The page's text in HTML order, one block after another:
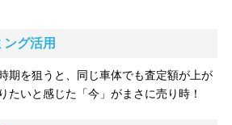
グ活用
期を狙うと、同じ車体でも査定額が上が
たいと感じた「今」がまさに売り時！